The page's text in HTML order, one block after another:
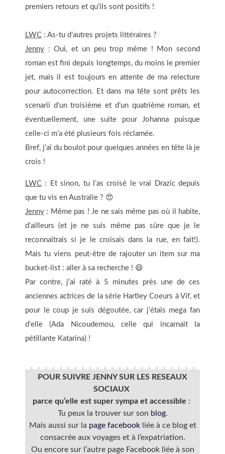
premiers retours et qu’ils sont positifs !
LWC : As-tu d’autres projets littéraires ?
Jenny : Oui, et un peu trop même ! Mon second
roman est fini depuis longtemps, du moins le premier
jet, mais il est toujours en attente de ma relecture
pour autocorrection. Et dans ma tête sont prêts les
scenarii d’un troisième et d’un quatrième roman, et
éventuellement, une suite pour Johanna puisque
celle-ci m’a été plusieurs fois réclamée.
Bref, j’ai du boulot pour quelques années en tête là je
crois !
LWC : Et sinon, tu l’as croisé le vrai Drazic depuis
que tu vis en Australie ? 😍
Jenny : Même pas ! Je ne sais même pas où il habite,
d’ailleurs (et je ne suis même pas sûre que je le
reconnaîtrais si je le croisais dans la rue, en fait!).
Mais tu viens peut-être de rajouter un item sur ma
bucket-list : aller à sa recherche ! 😄
Par contre, j’ai raté à 5 minutes près une de ces
anciennes actrices de la série Hartley Coeurs à Vif, et
pour le coup je suis dégoutée, car j’étais mega fan
d’elle (Ada Nicoudemou, celle qui incarnait la
pétillante Katarina) !
POUR SUIVRE JENNY SUR LES RESEAUX
SOCIAUX
parce qu’elle est super sympa et accessible :
Tu peux la trouver sur son blog.
Mais aussi sur la page facebookliée à ce blog et
consacrée aux voyages et à l’expatriation.
Ou encore sur l’autre page Facebook liée à son